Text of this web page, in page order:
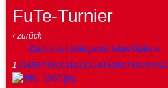
FuTe-Turnier
‹ zurück
Zurück zur übergeordneten Galerie
1234567891011 12131415161718192021